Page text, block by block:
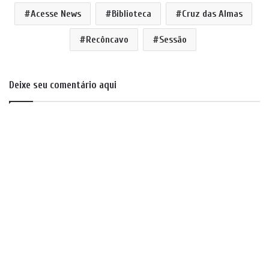
Acesse News Biblioteca Cruz das Almas
Recôncavo Sessão
Deixe seu comentário aqui